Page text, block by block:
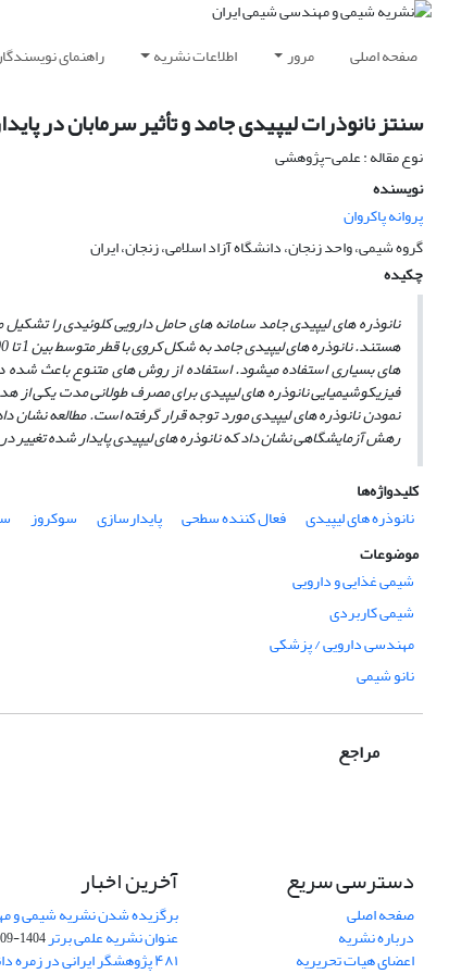
صفحه اصلی مرور اطلاعات نشریه راهنمای
سنتز نانوذرات لیپیدی جامد و تأثیر سرمابان در
نوع مقاله : علمی-پژوهشی
نویسنده
پروانه پاکروان
گروه شیمی، واحد زنجان، دانشگاه آزاد اسلامی، زنجان، ایران
چکیده
نانوذره ­های لیپیدی جامد سامانه­ های حامل دارویی کلوئیدی را
هستند. نانوذره­ های لیپیدی جامد به شکل کروی با قطر متوسط بین 1 تا 1000 نانومتر هستند که در آب یا محلول فعال کننده سطحی آبی منتشر شده
های بسیاری استفاده میشود. استفاده از روش های متنوع باعث شده
فیزیکوشیمیایی نانوذره های لیپیدی برای مصرف طولانی مدت یکی از
رهش آزمایشگاهی نشان داد که نانوذره ­های لیپیدی پایدار شده تغییر
کلیدواژه‌ها
نانوذره های لیپیدی
فعال کننده سطحی پایدارسازی سوکروز
موضوعات
شیمی غذایی و دارویی
شیمی کاربردی
مهندسی دارویی / پزشکی
نانو شیمی
مراجع
دسترسی سریع
صفحه اصلی
درباره نشریه
اعضای هیات تحریریه
آخرین اخبار
برگزیده شدن نشریه شیمی و
عنوان نشریه علمی برتر1404-09-11
۴۸۱ پژوهشگر ایرانی در